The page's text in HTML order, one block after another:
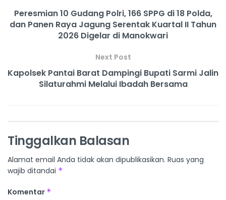
Peresmian 10 Gudang Polri, 166 SPPG di 18 Polda,
dan Panen Raya Jagung Serentak Kuartal II Tahun
2026 Digelar di Manokwari
Next Post
Kapolsek Pantai Barat Dampingi Bupati Sarmi Jalin
Silaturahmi Melalui Ibadah Bersama
Tinggalkan Balasan
Alamat email Anda tidak akan dipublikasikan. Ruas yang
wajib ditandai *
Komentar *